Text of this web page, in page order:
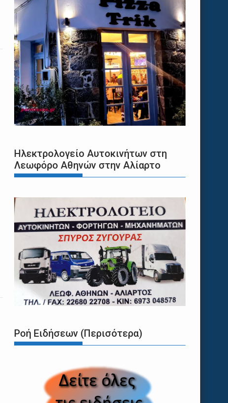
Ηλεκτρολογείο Αυτοκινήτων στη
Λεωφόρο Αθηνών στην Αλίαρτο
Ροή Ειδήσεων (Περισότερα)